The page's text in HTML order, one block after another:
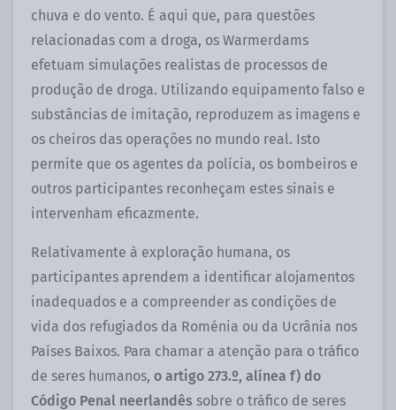
chuva e do vento. É aqui que, para questões
relacionadas com a droga, os Warmerdams
efetuam simulações realistas de processos de
produção de droga. Utilizando equipamento falso e
substâncias de imitação, reproduzem as imagens e
os cheiros das operações no mundo real. Isto
permite que os agentes da polícia, os bombeiros e
outros participantes reconheçam estes sinais e
intervenham eficazmente.
Relativamente à exploração humana, os
participantes aprendem a identificar alojamentos
inadequados e a compreender as condições de
vida dos refugiados da Roménia ou da Ucrânia nos
Países Baixos. Para chamar a atenção para o tráfico
de seres humanos, o artigo 273.º, alínea f) do
Código Penal neerlandês sobre o tráfico de seres